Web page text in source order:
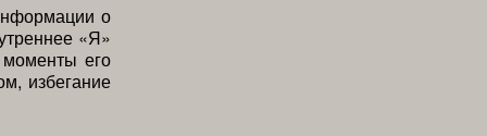
о
«Я»
его
избегание